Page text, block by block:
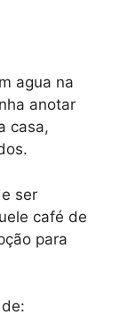
agua na
anotar
casa,
ser
café de
para